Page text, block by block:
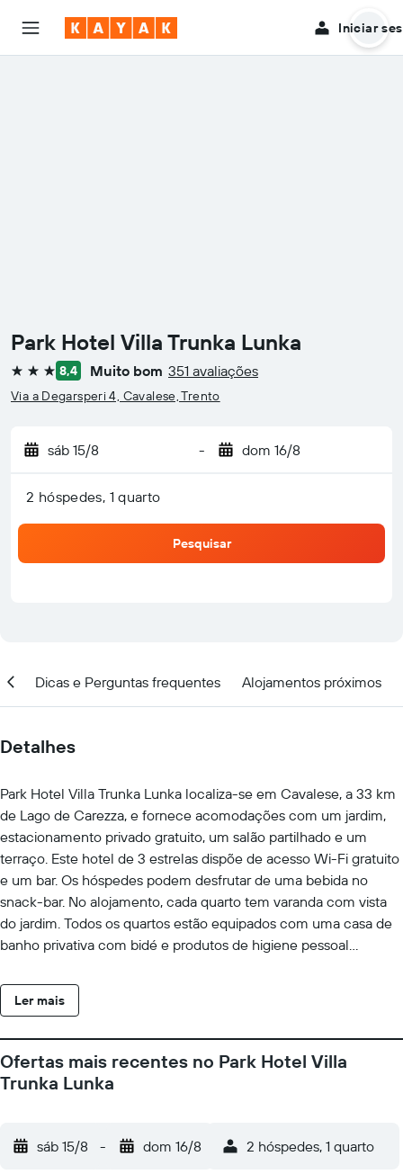
Iniciar
Park Hotel Villa Trunka Lunka
3 estrelas8,4 Muito bom 351 avaliações
Via a Degarsperi 4, Cavalese, Trento
sáb 15/8 - dom 16/8
2 hóspedes, 1 quarto
Pesquisar
Dicas e Perguntas frequentes Alojamentos próximos
Detalhes
Park Hotel Villa Trunka Lunka localiza-se em Cavalese, a 33 km
de Lago de Carezza, e fornece acomodações com um jardim,
estacionamento privado gratuito, um salão partilhado e um
terraço. Este hotel de 3 estrelas dispõe de acesso Wi-Fi gratuito
e um bar. Os hóspedes podem desfrutar de uma bebida no
snack-bar. No alojamento, cada quarto tem varanda com vista
do jardim. Todos os quartos estão equipados com uma casa de
banho privativa com bidé e produtos de higiene pessoal
um frigorífico. Os quartos do alojamento dispõem de televisão
de ecrã plano e um secador de cabelo. São oferecidas opções
de Park Hotel Villa Trunka Lunka poderão desfrutar de atividades
em Cavalese e arredores, como ciclismo. O Aeroporto de
Ler mais
Ofertas mais recentes no Park Hotel Villa
Trunka Lunka
sáb 15/8 - dom 16/8 2 hóspedes, 1 quarto